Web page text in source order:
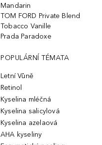
Mandarin
TOM FORD Private Blend
Tobacco Vanille
Prada Paradoxe
POPULÁRNÍ TÉMATA
Letní Vůně
Retinol
Kyselina mléčná
Kyselina salicylová
Kyselina azelaová
AHA kyseliny